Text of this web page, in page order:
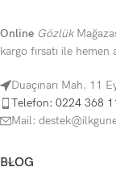
Online Gözlük
kargo fırsatı ile hemen
Duaçınarı Mah. 11
Telefon: 0224 368
Mail:
BLOG